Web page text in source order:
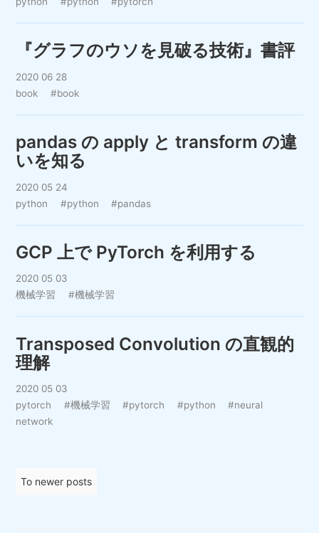
『グラフのウソを見破る技術』書評
2020 06 28
book
#book
pandas の apply と transform の違
いを知る
2020 05 24
python
#python #pandas
GCP 上で PyTorch を利用する
2020 05 03
機械学習
#機械学習
Transposed Convolution の直観的
理解
2020 05 03
pytorch
#機械学習 #pytorch #python
#neural
network
To newer posts